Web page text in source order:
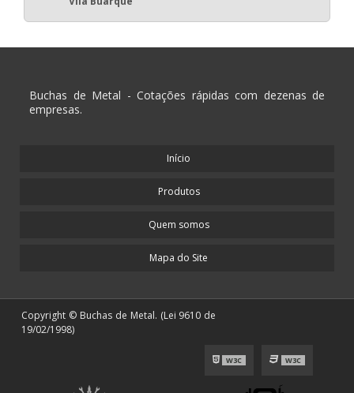
Buchas de Metal - Cotações rápidas com dezenas de
empresas.
Início
Produtos
Quem somos
Mapa do Site
Copyright © Buchas de Metal. (Lei 9610 de
19/02/1998)
W3C W3C